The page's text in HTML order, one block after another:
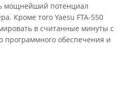
мощнейший потенциал
Кроме того Yaesu FTA-550
в считанные минуты с
обеспечения и